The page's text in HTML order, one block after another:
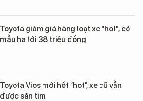
Toyota giảm giá hàng loạt xe "hot", có
mẫu hạ tới 38 triệu đồng
Toyota Vios mới hết “hot”, xe cũ vẫn
được săn tìm